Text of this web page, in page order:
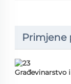
Primjene
Građevinarstvo